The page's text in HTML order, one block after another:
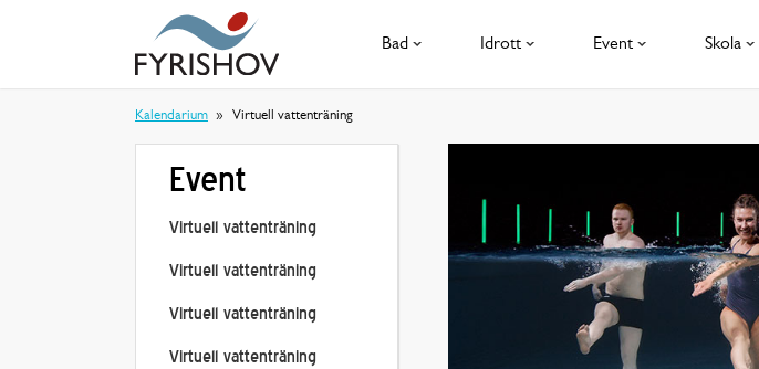
Bad Idrott Event Skola
Kalendarium Virtuell vattenträning
Event
Virtuell vattenträning
Virtuell vattenträning
Virtuell vattenträning
Virtuell vattenträning